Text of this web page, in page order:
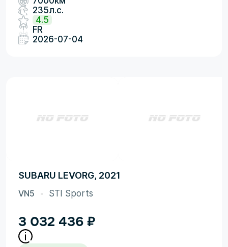
235л.с.
4.5
FR
2026-07-04
SUBARU LEVORG, 2021
VN5 STI Sports
3 032 436 ₽